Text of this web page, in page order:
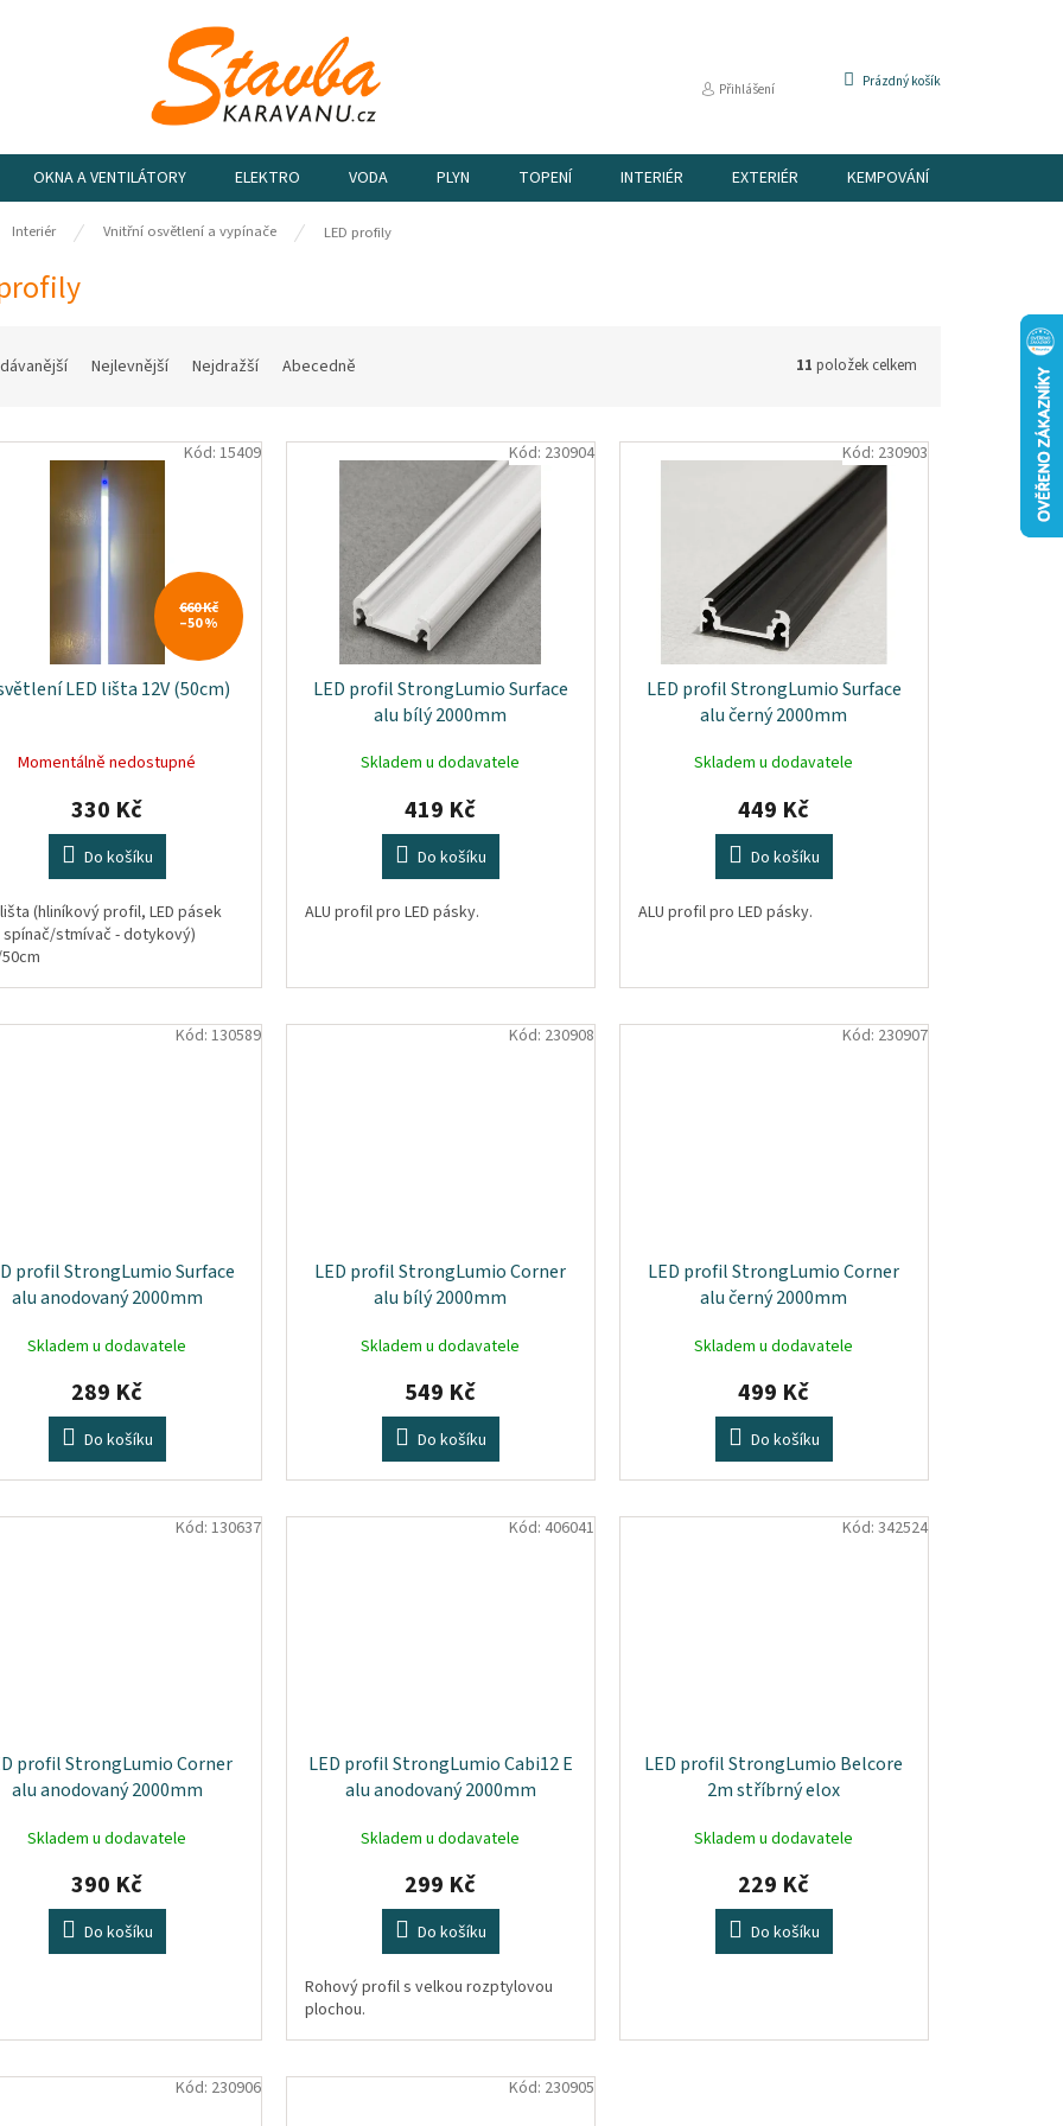
Přihlášení
NÁKUPNÍ
Prázdný košík
OKNA A VENTILÁTORY ELEKTRO VODA PLYN TOPENÍ INTERIÉR EXTERIÉR KEMPOVÁNÍ
Interiér Vnitřní osvětlení a vypínače LED profily
Nejlevnější Nejdražší Abecedně 11 položek celkem
660 Kč
–50 %
LED lišta 12V (50cm)
Momentálně nedostupné
330 Kč
Do košíku
lišta (hliníkový profil, LED pásek
spínač/stmívač - dotykový)
Kód: 15409
LED profil StrongLumio Surface
alu bílý 2000mm
Skladem u dodavatele
419 Kč
Do košíku
ALU profil pro LED pásky.
Kód: 230904
LED profil StrongLumio Surface
alu černý 2000mm
Skladem u dodavatele
449 Kč
Do košíku
ALU profil pro LED pásky.
Kód: 230903
profil StrongLumio Surface
alu anodovaný 2000mm
Skladem u dodavatele
289 Kč
Do košíku
Kód: 130589
LED profil StrongLumio Corner
alu bílý 2000mm
Skladem u dodavatele
549 Kč
Do košíku
Kód: 230908
LED profil StrongLumio Corner
alu černý 2000mm
Skladem u dodavatele
499 Kč
Do košíku
Kód: 230907
profil StrongLumio Corner
alu anodovaný 2000mm
Skladem u dodavatele
390 Kč
Do košíku
Kód: 130637
LED profil StrongLumio Cabi12 E
alu anodovaný 2000mm
Skladem u dodavatele
299 Kč
Do košíku
Rohový profil s velkou rozptylovou
plochou.
Kód: 406041
LED profil StrongLumio Belcore
2m stříbrný elox
Skladem u dodavatele
229 Kč
Do košíku
Kód: 342524
Kód: 230906 Kód: 230905